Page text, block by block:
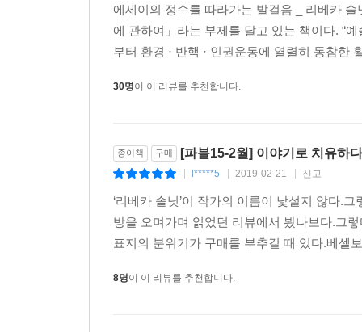
있었을 것이다. 우리가 각자 뒤에 남긴 그 긴 선
걸음이 바느질의 한 땀 한 땀인 것처럼, 마치 내
상상. 다른 이들이 만들어 내는 길과 교차하기도
안데르센의 『눈의 여왕』이 지닌 매력 중 하
충분하다. 많은 미국 원주민 이야기는 도무지
베푸는 이가 되어 여전히 어떤 힘으로 작용한다.
과정은, 마치 이야기를 거꾸로 진행시키는 것만
에세이의 정수를 따라가는 발걸음 _ 리베카
에 관하여」라는 부제를 달고 있는 책이다. “
부터 환경 · 반핵 · 인권운동에 열렬히 동참한
30명이 이 리뷰를 추천합니다.
종이책 구매 [파블15-2월] 이야기로 치유하
l*****5 2019-02-21 신고
‘리베카 솔닛’이 작가의 이름이 낯설지 않다.
방을 오며가며 읽었던 리뷰에서 봤나보다.그
표지의 분위기가 구매를 부추길 때 있다.베셀
8명이 이 리뷰를 추천합니다.